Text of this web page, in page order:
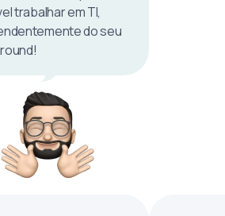
trabalhar em TI,
do seu